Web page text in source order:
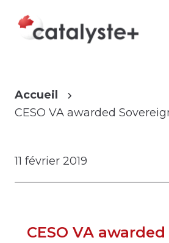
Accueil
CESO VA awarded
11 février 2019
CESO VA